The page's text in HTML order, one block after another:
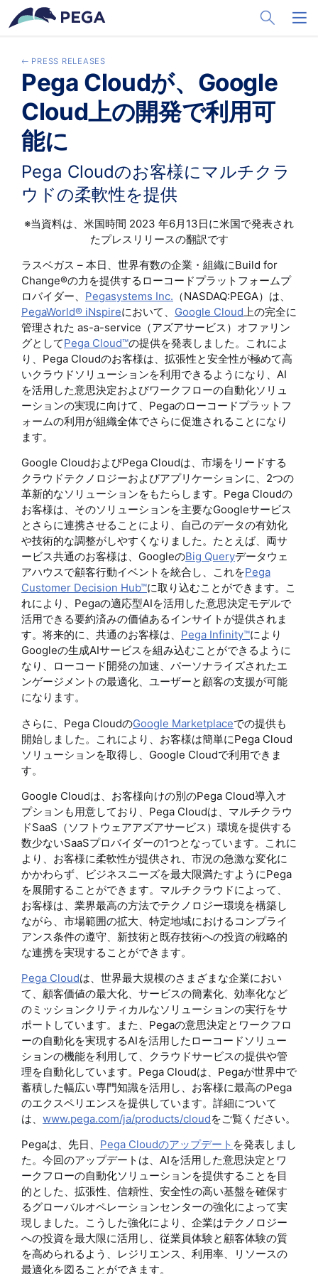
メインコンテンツに飛ぶ
Toggle
PRESS RELEASES
Pega Cloudが、Google
Cloud上の開発で利用可
能に
Pega Cloudのお客様にマルチクラ
ウドの柔軟性を提供
※当資料は、米国時間 2023 年6月13日に米国で発表され
たプレスリリースの翻訳です
ラスベガス – 本日、世界有数の企業・組織にBuild for
Change®の力を提供するローコードプラットフォームプ
ロバイダー、 Pegasystems Inc. （NASDAQ:PEGA）は、
PegaWorld® iNspireにおいて、 Google Cloud上の完全に
管理された as-a-service（アズアサービス）オファリン
グとしてPega Cloud™の提供を発表しました。これによ
り、Pega Cloudのお客様は、拡張性と安全性が極めて高
いクラウドソリューションを利用できるようになり、AI
を活用した意思決定およびワークフローの自動化ソリュ
ーションの実現に向けて、Pegaのローコードプラットフ
ォームの利用が組織全体でさらに促進されることになり
ます。
Google CloudおよびPega Cloudは、市場をリードする
クラウドテクノロジーおよびアプリケーションに、2つの
革新的なソリューションをもたらします。Pega Cloudの
お客様は、そのソリューションを主要なGoogleサービス
とさらに連携させることにより、自己のデータの有効化
や技術的な調整がしやすくなりました。たとえば、両サ
ービス共通のお客様は、GoogleのBig Queryデータウェ
アハウスで顧客行動イベントを統合し、これをPega
Customer Decision Hub™に取り込むことができます。こ
れにより、Pegaの適応型AIを活用した意思決定モデルで
活用できる要約済みの価値あるインサイトが提供されま
す。将来的に、共通のお客様は、 Pega Infinity™により
Googleの生成AIサービスを組み込むことができるように
なり、ローコード開発の加速、パーソナライズされたエ
ンゲージメントの最適化、ユーザーと顧客の支援が可能
になります。
さらに、Pega CloudのGoogle Marketplaceでの提供も
開始しました。これにより、お客様は簡単にPega Cloud
ソリューションを取得し、Google Cloudで利用できま
す。
Google Cloudは、お客様向けの別のPega Cloud導入オ
プションも用意しており、Pega Cloudは、マルチクラウ
ドSaaS（ソフトウェアアズアサービス）環境を提供する
数少ないSaaSプロバイダーの1つとなっています。これに
より、お客様に柔軟性が提供され、市況の急激な変化に
かかわらず、ビジネスニーズを最大限満たすようにPega
を展開することができます。マルチクラウドによって、
お客様は、業界最高の方法でテクノロジー環境を構築し
ながら、市場範囲の拡大、特定地域におけるコンプライ
アンス条件の遵守、新技術と既存技術への投資の戦略的
な連携を実現することができます。
Pega Cloudは、世界最大規模のさまざまな企業におい
て、顧客価値の最大化、サービスの簡素化、効率化など
のミッションクリティカルなソリューションの実行をサ
ポートしています。また、Pegaの意思決定とワークフロ
ーの自動化を実現するAIを活用したローコードソリュー
ションの機能を利用して、クラウドサービスの提供や管
理を自動化しています。Pega Cloudは、Pegaが世界中で
蓄積した幅広い専門知識を活用し、お客様に最高のPega
のエクスペリエンスを提供しています。詳細について
は、 www.pega.com/ja/products/cloudをご覧ください。
Pegaは、先日、 Pega Cloudのアップデート を発表しまし
た。今回のアップデートは、AIを活用した意思決定とワ
ークフローの自動化ソリューションを提供することを目
的とした、拡張性、信頼性、安全性の高い基盤を確保す
るグローバルオペレーションセンターの強化によって実
現しました。こうした強化により、企業はテクノロジー
への投資を最大限に活用し、従業員体験と顧客体験の質
を高められるよう、レジリエンス、利用率、リソースの
最適化を図ることができます。